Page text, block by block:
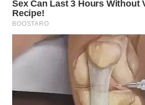
WN
SUBANG
WN
SUKABUMI
PURWAKARTA